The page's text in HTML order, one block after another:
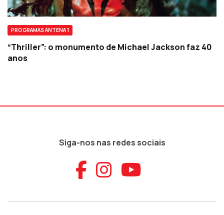
PROGRAMAS ANTENA 1
“Thriller”: o monumento de Michael Jackson faz 40
anos
Siga-nos nas redes sociais
Aceder ao
Aceder ao
Aceder